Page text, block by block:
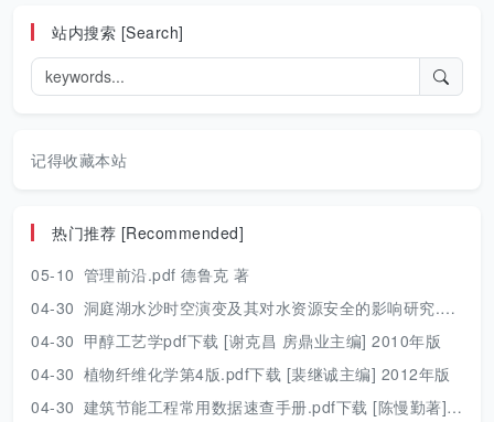
站内搜索 [Search]
记得收藏本站
热门推荐 [Recommended]
05-10 管理前沿.pdf 德鲁克 著
04-30 洞庭湖水沙时空演变及其对水资源安全的影响研究.pdf 胡光伟 著 2017年版
04-30 甲醇工艺学pdf下载 [谢克昌 房鼎业主编] 2010年版
04-30 植物纤维化学第4版.pdf下载 [裴继诚主编] 2012年版
04-30 建筑节能工程常用数据速查手册.pdf下载 [陈慢勤著] 2010年版